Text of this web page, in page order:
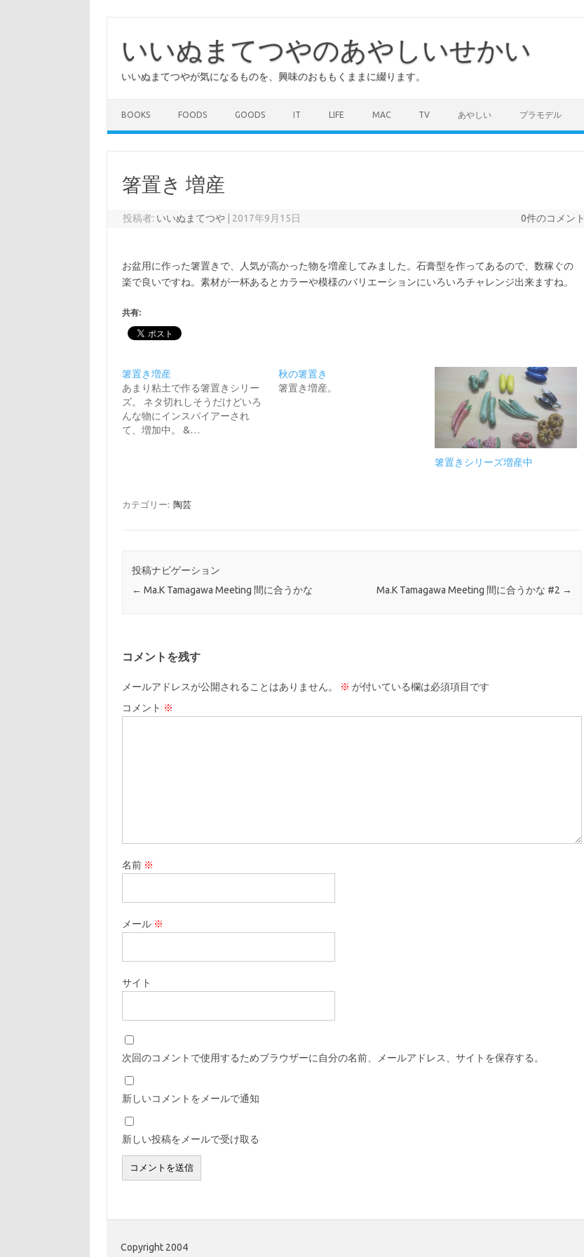
いいぬまてつやのあやしいせかい
いいぬまてつやが気になるものを、興味のおももくままに綴ります。
BOOKS FOODS GOODS IT LIFE MAC TV あやしい プラモデル
箸置き 増産
投稿者: いいぬまてつや 2017年9月15日 0件のコメント
お盆用に作った箸置きで、人気が高かった物を増産してみました。石膏型を作ってあるので、数稼ぐの
楽で良いですね。素材が一杯あるとカラーや模様のバリエーションにいろいろチャレンジ出来ますね。
共有:
箸置き増産
あまり粘土で作る箸置きシリー
ズ。 ネタ切れしそうだけどいろ
んな物にインスパイアーされ
て、増加中。 &…
秋の箸置き
箸置き増産。
箸置きシリーズ増産中
カテゴリー: 陶芸
投稿ナビゲーション
← Ma.K Tamagawa Meeting 間に合うかな Ma.K Tamagawa Meeting 間に合うかな #2 →
コメントを残す
メールアドレスが公開されることはありません。 ※ が付いている欄は必須項目です
コメント ※
名前 ※
メール ※
サイト
次回のコメントで使用するためブラウザーに自分の名前、メールアドレス、サイトを保存する。
新しいコメントをメールで通知
新しい投稿をメールで受け取る
Copyright 2004